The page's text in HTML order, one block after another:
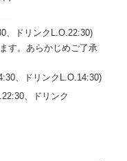
、ドリンクL.O.22:30)
す。あらかじめご了承
、ドリンクL.O.14:30)
、ドリンク